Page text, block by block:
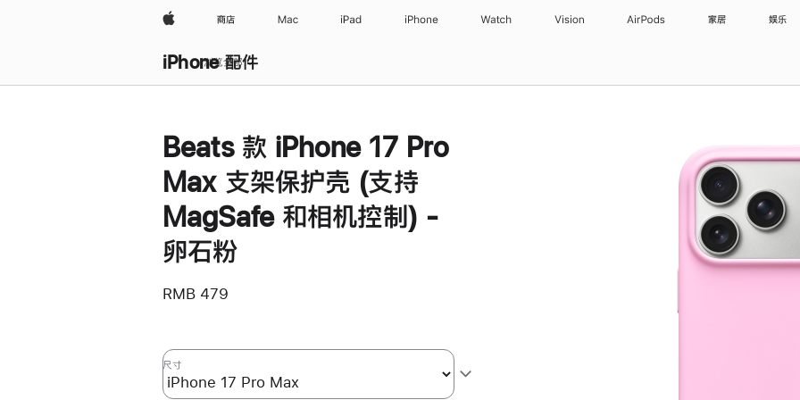
Apple 商店 Mac iPad iPhone Watch Vision AirPods 家居 娱乐
iPhone 配件
浏览全部
Beats 款 iPhone 17 Pro
Max 支架保护壳 (支持
MagSafe 和相机控制) -
卵石粉
RMB 479
尺寸